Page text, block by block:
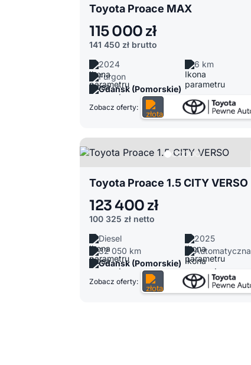
Toyota Proace MAX
115 000 zł
141 450 zł brutto
2024
6 km
Furgon
Gdańsk (Pomorskie)
Zobacz oferty:
Toyota Proace 1.5 CITY VERSO
123 400 zł
100 325 zł netto
Diesel
2025
32 050 km
Automatyczna
Gdańsk (Pomorskie)
Zobacz oferty: